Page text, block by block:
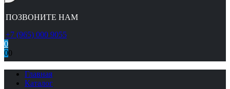
ПОЗВОНИТЕ НАМ
+7 (965) 000 9055
0
00
Главная
Каталог